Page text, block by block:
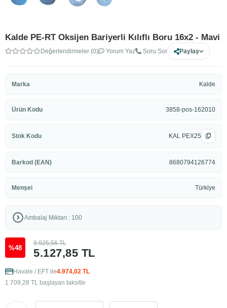
Kalde PE-RT Oksijen Bariyerli Kılıflı Boru 16x2 - Mavi
Değerlendirmeler (0) Yorum Yaz Soru Sor Paylaş
Marka Kalde
Ürün Kodu 3858-pos-162010
Stok Kodu KAL PEX25
Barkod (EAN) 8680794126774
Menşei Türkiye
Ambalaj Miktarı : 100
%48 5.127,85 TL
9.925,56 TL
Havale / EFT ile4.974,02 TL
1.709,28 TL başlayan taksitle